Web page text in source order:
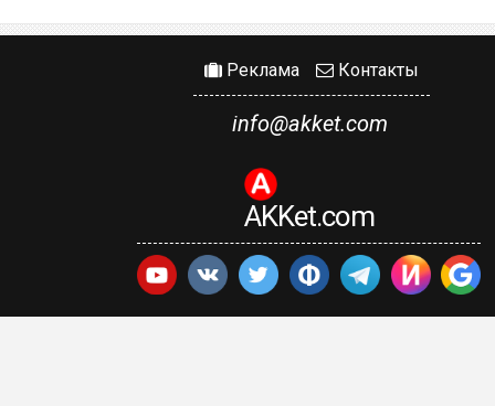
Реклама Контакты
info@akket.com
AKKet.com